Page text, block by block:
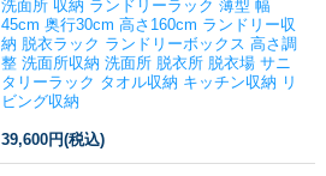
洗面所 収納 ランドリーラック 薄型 幅
45cm 奥行30cm 高さ160cm ランドリー収
納 脱衣ラック ランドリーボックス 高さ調
整 洗面所収納 洗面所 脱衣所 脱衣場 サニ
タリーラック タオル収納 キッチン収納 リ
ビング収納
39,600円(税込)